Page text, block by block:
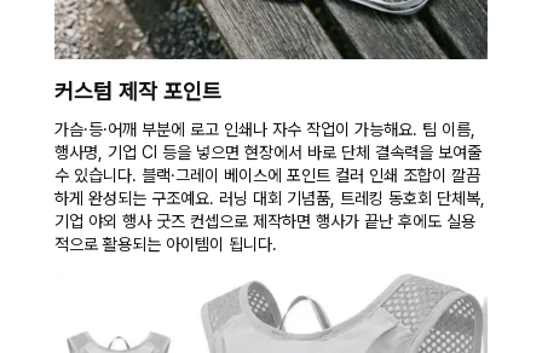
커스텀 제작 포인트
가슴·등·어깨 부분에 로고 인쇄나 자수 작업이 가능해요. 팀 이름,
행사명, 기업 CI 등을 넣으면 현장에서 바로 단체 결속력을 보여줄
수 있습니다. 블랙·그레이 베이스에 포인트 컬러 인쇄 조합이 깔끔
하게 완성되는 구조예요. 러닝 대회 기념품, 트레킹 동호회 단체복,
기업 야외 행사 굿즈 컨셉으로 제작하면 행사가 끝난 후에도 실용
적으로 활용되는 아이템이 됩니다.